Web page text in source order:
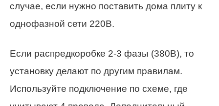
случае, если нужно поставить дома плиту к
однофазной сети 220В.
Если распредкоробке 2-3 фазы (380В), то
установку делают по другим правилам.
Используйте подключение по схеме, где